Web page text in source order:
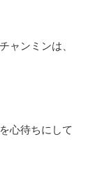
ャンミンは、
心待ちにして